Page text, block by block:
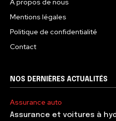
À propos de nous
Mentions légales
Politique de confidentialité
Contact
NOS DERNIÈRES ACTUALITÉS
Assurance auto
Assurance et voitures à